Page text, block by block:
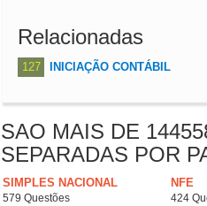
Relacionadas
127 INICIAÇÃO CONTÁBIL
SAO MAIS DE
SEPARADAS POR
SIMPLES NACIONAL
579 Questões
NFE
424